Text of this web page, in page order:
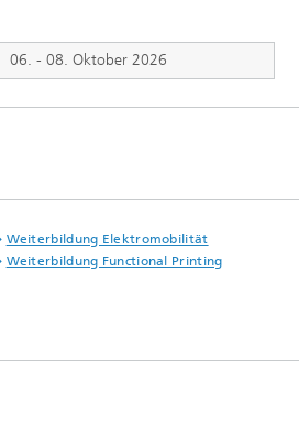
06. - 08. Oktober 2026
Weiterbildung Elektromobilität
Weiterbildung Functional Printing